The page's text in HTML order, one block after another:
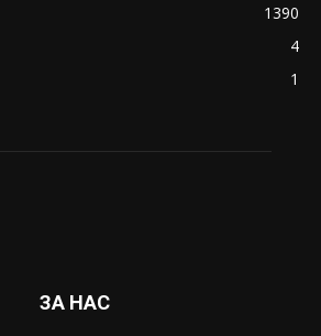
1390
4
1
ЗА НАС